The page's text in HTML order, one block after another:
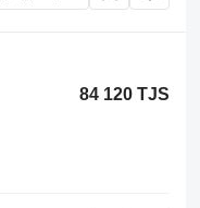
84 120 TJS